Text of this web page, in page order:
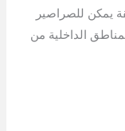
يمكن للصراصير
الداخلية من